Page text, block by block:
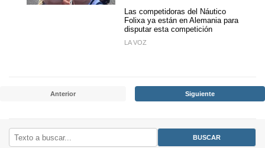
Las competidoras del Náutico
Folixa ya están en Alemania para
disputar esta competición
LA VOZ
Anterior Siguiente